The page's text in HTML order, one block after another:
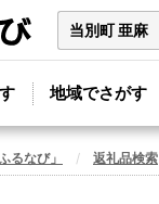
地域でさがす
るなび」 返礼品検索